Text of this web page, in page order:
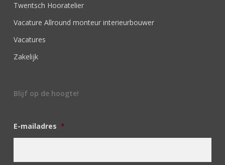
Twentsch Hooratelier
Vacature Allround monteur interieurbouwer
Vacatures
Zakelijk
Blijf op de hoogte!
E-mailadres *